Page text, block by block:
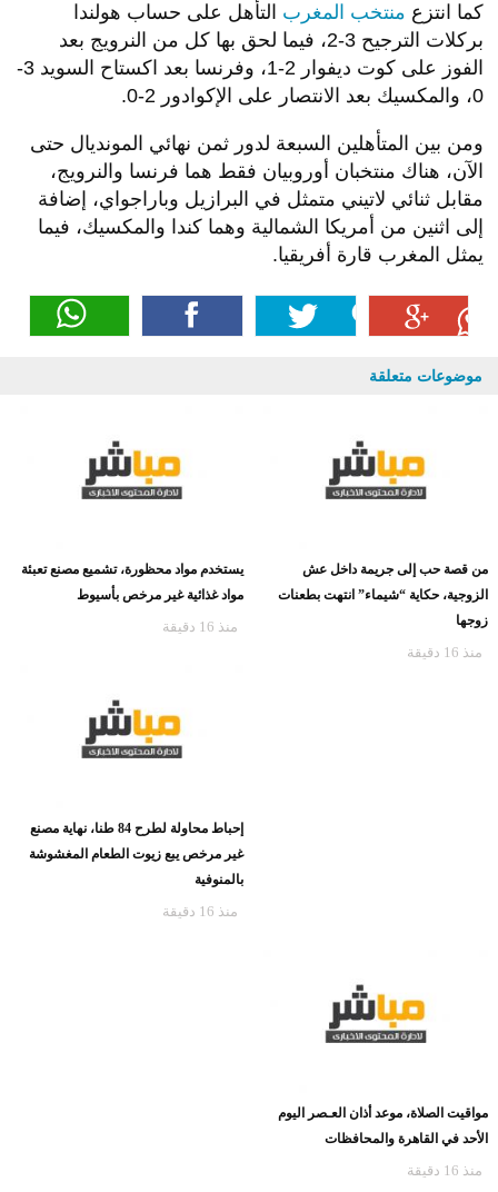
كما انتزع منتخب المغرب التأهل على حساب هولندا
بركلات الترجيح 3-2، فيما لحق بها كل من النرويج بعد
الفوز على كوت ديفوار 2-1، وفرنسا بعد اكستاح السويد 3-
0، والمكسيك بعد الانتصار على الإكوادور 2-0.
ومن بين المتأهلين السبعة لدور ثمن نهائي المونديال حتى
الآن، هناك منتخبان أوروبيان فقط هما فرنسا والنرويج،
مقابل ثنائي لاتيني متمثل في البرازيل وباراجواي، إضافة
إلى اثنين من أمريكا الشمالية وهما كندا والمكسيك، فيما
يمثل المغرب قارة أفريقيا.
موضوعات متعلقة
من قصة حب إلى جريمة داخل عش
الزوجية، حكاية “شيماء” انتهت بطعنات
زوجها
منذ 16 دقيقة
يستخدم مواد محظورة، تشميع مصنع تعبئة
مواد غذائية غير مرخص بأسيوط
منذ 16 دقيقة
إحباط محاولة لطرح 84 طنا، نهاية مصنع
غير مرخص يبع زيوت الطعام المغشوشة
بالمنوفية
منذ 16 دقيقة
مواقيت الصلاة، موعد أذان العـصر اليوم
الأحد في القاهرة والمحافظات
منذ 16 دقيقة